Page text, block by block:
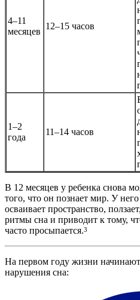
4–11
месяцев
12–15 часов
1–2
года
11–14 часов
В 12 месяцев у ребенка снова
того, что он познает мир. У
осваивает пространство,
ритмы сна и приводит к тому,
часто просыпается.3
На первом году жизни
нарушения сна: